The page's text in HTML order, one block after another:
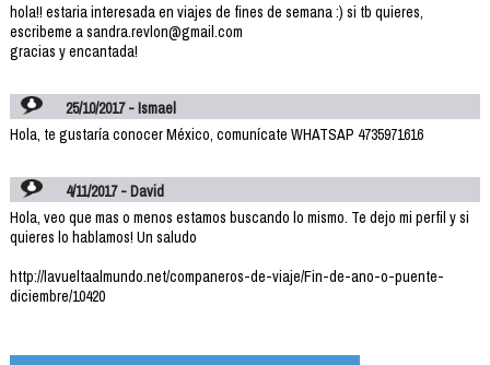
hola!! estaria interesada en viajes de fines de semana :) si tb quieres,
escribeme a sandra.revlon@gmail.com
gracias y encantada!
25/10/2017 - Ismael
Hola, te gustaría conocer México, comunícate WHATSAP 4735971616
4/11/2017 - David
Hola, veo que mas o menos estamos buscando lo mismo. Te dejo mi perfil y si
quieres lo hablamos! Un saludo
http://lavueltaalmundo.net/companeros-de-viaje/Fin-de-ano-o-puente-
diciembre/10420